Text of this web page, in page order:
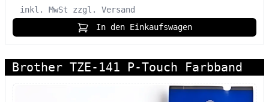
inkl. MwSt
zzgl. Versand
In den Einkaufswagen
Brother TZE-141 P-Touch Farbband